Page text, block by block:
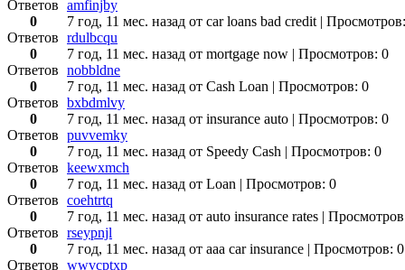
Ответов
0
amfinjby
7 год, 11 мес. назад от car loans bad credit |
Ответов
0
rdulbcqu
7 год, 11 мес. назад от mortgage now | Просмотров: 0
Ответов
0
nobbldne
7 год, 11 мес. назад от Cash Loan | Просмотров: 0
Ответов
0
bxbdmlvy
7 год, 11 мес. назад от insurance auto | Просмотров: 0
Ответов
0
puvvemky
7 год, 11 мес. назад от Speedy Cash | Просмотров: 0
Ответов
0
keewxmch
7 год, 11 мес. назад от Loan | Просмотров: 0
Ответов
0
coehtrtq
7 год, 11 мес. назад от auto insurance rates |
Ответов
0
rseypnjl
7 год, 11 мес. назад от aaa car insurance | Просмотров: 0
Ответов wwvcptxp